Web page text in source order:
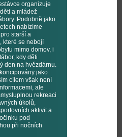
organizuje
a mládež
Podobně jako
nabízíme
starší a
které se nebojí
mimo domov, i
kdy děti
den na hvězdárnu.
jako
cílem však není
ale
rekreaci
úkolů,
aktivit a
pod
při nočních